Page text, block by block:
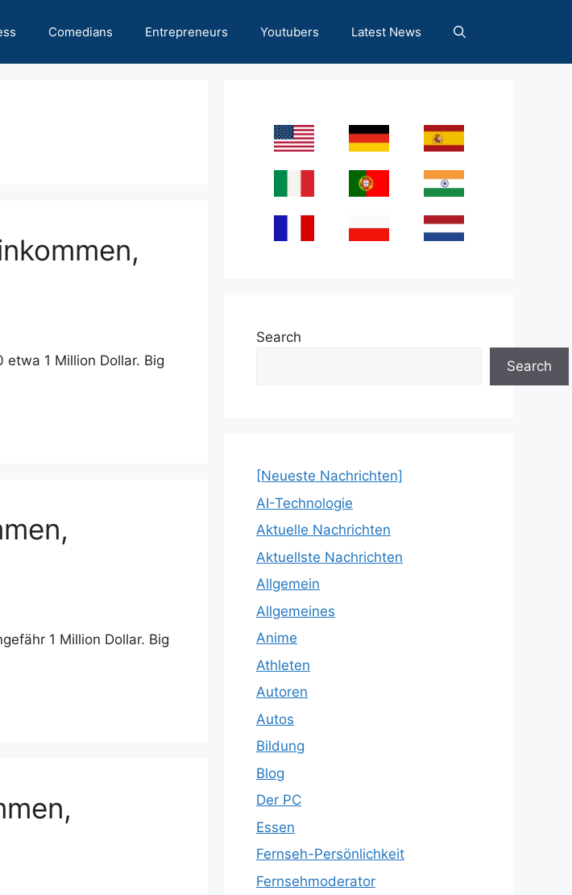
Comedians Entrepreneurs Youtubers Latest News
1 Million Dollar. Big
1 Million Dollar. Big
Search
Search
[Neueste Nachrichten]
AI-Technologie
Aktuelle Nachrichten
Aktuellste Nachrichten
Allgemein
Allgemeines
Anime
Athleten
Autoren
Autos
Bildung
Blog
Der PC
Essen
Fernseh-Persönlichkeit
Fernsehmoderator